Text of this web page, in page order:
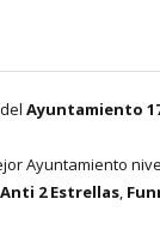
Ayuntamiento
Ayuntamiento
Anti 2 Estrellas,